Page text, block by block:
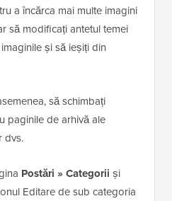
a încărca mai multe imagini
să modificați antetul temei
și să ieșiți din
să schimbați
paginile de arhivă ale
dvs.
Postări » Categorii și
Editare de sub categoria